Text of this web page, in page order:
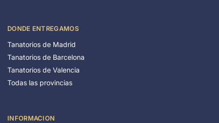
DONDE ENTREGAMOS
Tanatorios de Madrid
Tanatorios de Barcelona
Tanatorios de Valencia
Todas las provincias
INFORMACION